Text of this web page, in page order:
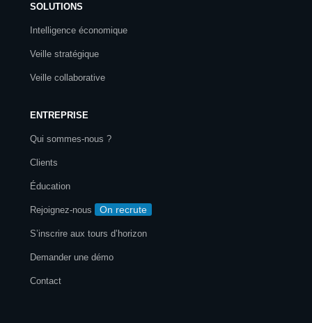
SOLUTIONS
Intelligence économique
Veille stratégique
Veille collaborative
ENTREPRISE
Qui sommes-nous ?
Clients
Éducation
Rejoignez-nous On recrute
S’inscrire aux tours d’horizon
Demander une démo
Contact